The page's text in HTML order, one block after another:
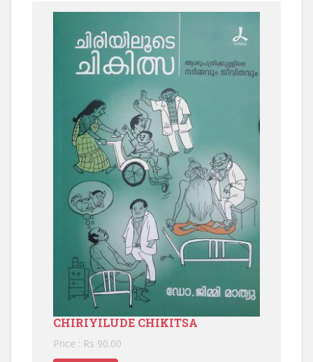
CHIRIYILUDE CHIKITSA
Price : Rs 90.00